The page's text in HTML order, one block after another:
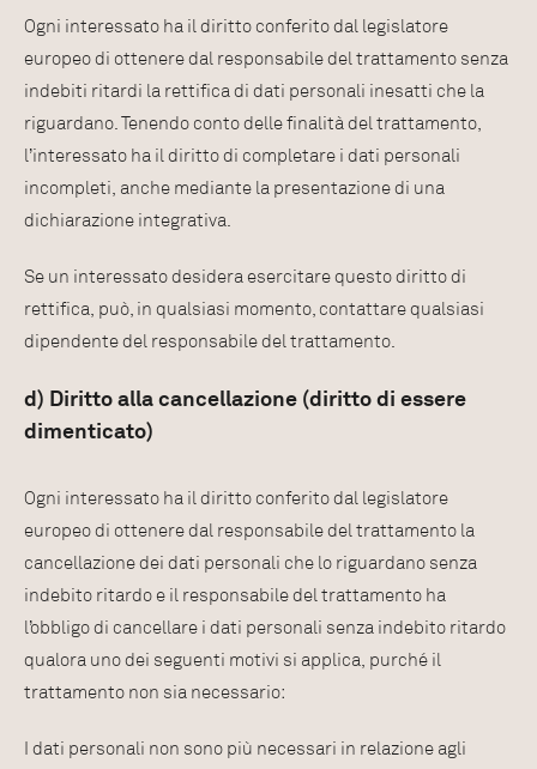
Ogni interessato ha il diritto conferito dal legislatore
europeo di ottenere dal responsabile del trattamento senza
indebiti ritardi la rettifica di dati personali inesatti che la
riguardano. Tenendo conto delle finalità del trattamento,
l’interessato ha il diritto di completare i dati personali
incompleti, anche mediante la presentazione di una
dichiarazione integrativa.
Se un interessato desidera esercitare questo diritto di
rettifica, può, in qualsiasi momento, contattare qualsiasi
dipendente del responsabile del trattamento.
d) Diritto alla cancellazione (diritto di essere
dimenticato)
Ogni interessato ha il diritto conferito dal legislatore
europeo di ottenere dal responsabile del trattamento la
cancellazione dei dati personali che lo riguardano senza
indebito ritardo e il responsabile del trattamento ha
l’obbligo di cancellare i dati personali senza indebito ritardo
qualora uno dei seguenti motivi si applica, purché il
trattamento non sia necessario:
I dati personali non sono più necessari in relazione agli